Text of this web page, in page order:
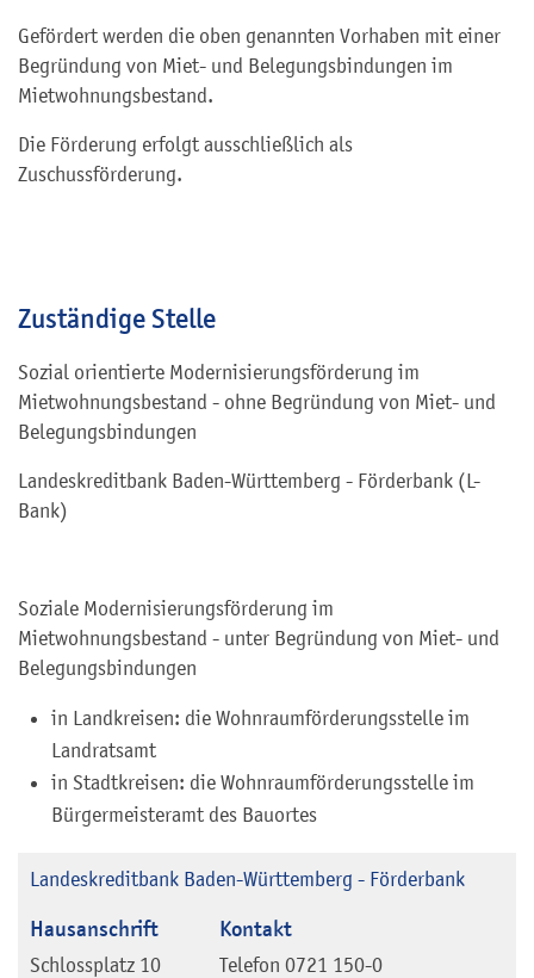
Gefördert werden die oben genannten Vorhaben mit einer
Begründung von Miet- und Belegungsbindungen im
Mietwohnungsbestand.
Die Förderung erfolgt ausschließlich als
Zuschussförderung.
Zuständige Stelle
Sozial orientierte Modernisierungsförderung im
Mietwohnungsbestand - ohne Begründung von Miet- und
Belegungsbindungen
Landeskreditbank Baden-Württemberg - Förderbank (L-
Bank)
Soziale Modernisierungsförderung im
Mietwohnungsbestand - unter Begründung von Miet- und
Belegungsbindungen
in Landkreisen: die Wohnraumförderungsstelle im
Landratsamt
in Stadtkreisen: die Wohnraumförderungsstelle im
Bürgermeisteramt des Bauortes
Landeskreditbank Baden-Württemberg - Förderbank
Hausanschrift
Schlossplatz 10
Kontakt
Telefon 0721 150-0